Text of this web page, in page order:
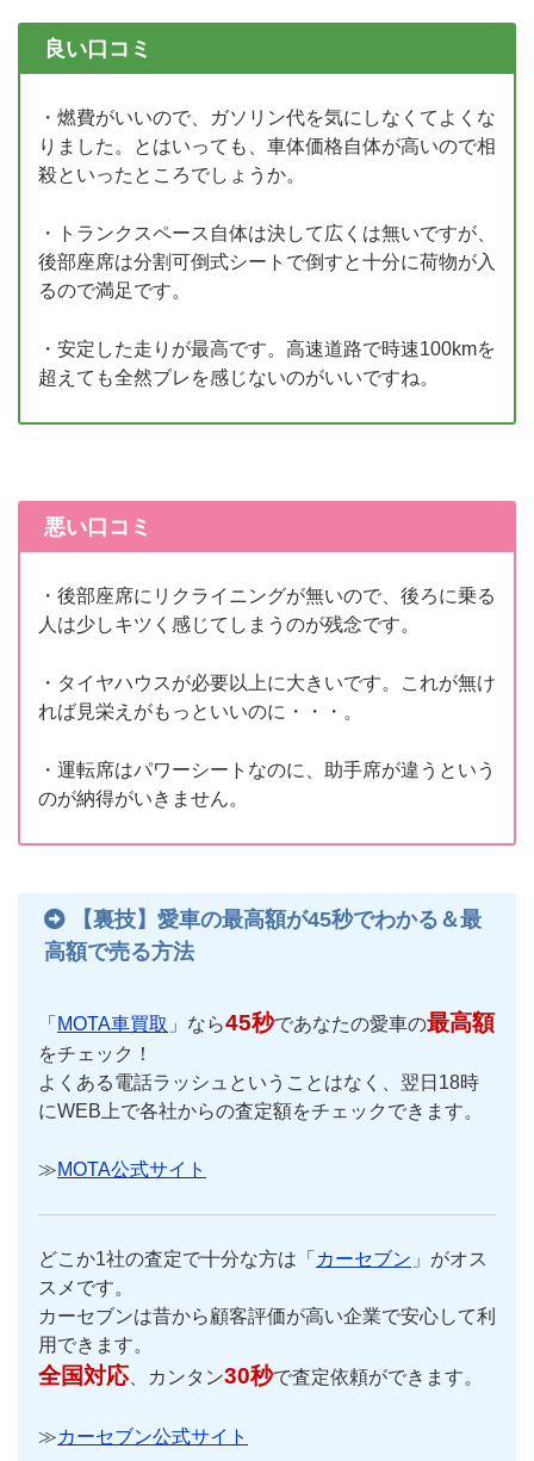
良い口コミ
・燃費がいいので、ガソリン代を気にしなくてよくな
りました。とはいっても、車体価格自体が高いので相
殺といったところでしょうか。
・トランクスペース自体は決して広くは無いですが、
後部座席は分割可倒式シートで倒すと十分に荷物が入
るので満足です。
・安定した走りが最高です。高速道路で時速100kmを
超えても全然ブレを感じないのがいいですね。
悪い口コミ
・後部座席にリクライニングが無いので、後ろに乗る
人は少しキツく感じてしまうのが残念です。
・タイヤハウスが必要以上に大きいです。これが無け
れば見栄えがもっといいのに・・・。
・運転席はパワーシートなのに、助手席が違うという
のが納得がいきません。
【裏技】愛車の最高額が45秒でわかる＆最
高額で売る方法
「 MOTA車買取 」なら45秒であなたの愛車の最高額
をチェック！
よくある電話ラッシュということはなく、翌日18時
にWEB上で各社からの査定額をチェックできます。
≫MOTA公式サイト
どこか1社の査定で十分な方は「 カーセブン 」がオス
スメです。
カーセブンは昔から顧客評価が高い企業で安心して利
用できます。
全国対応、カンタン30秒で査定依頼ができます。
≫カーセブン公式サイト